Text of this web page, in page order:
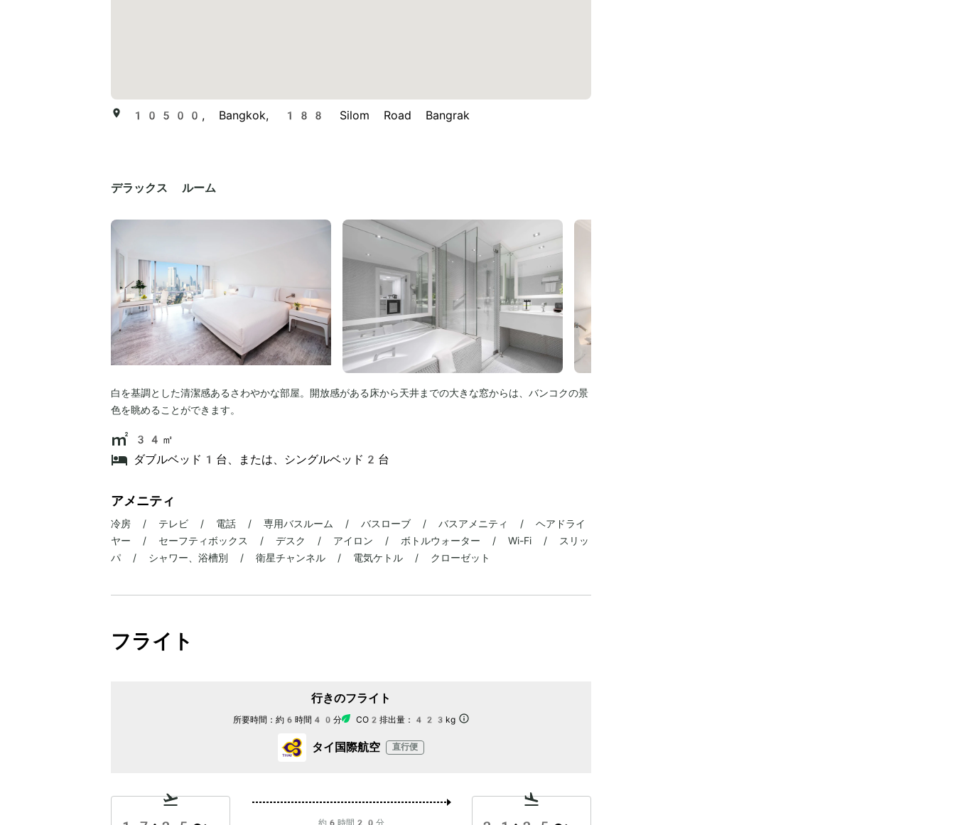
10500, Bangkok, 188 Silom Road Bangrak
デラックス ルーム
白を基調とした清潔感あるさわやかな部屋。開放感がある床から天井までの大きな窓からは、バンコクの景
色を眺めることができます。
34㎡
ダブルベッド1台、または、シングルベッド2台
アメニティ
冷房 / テレビ / 電話 / 専用バスルーム / バスローブ / バスアメニティ / ヘアドライ
ヤー / セーフティボックス / デスク / アイロン / ボトルウォーター / Wi-Fi / スリッ
パ / シャワー、浴槽別 / 衛星チャンネル / 電気ケトル / クローゼット
フライト
行きのフライト
所要時間： 約6時間40分 CO2排出量： 423kg
タイ国際航空 直行便
約6時間20分